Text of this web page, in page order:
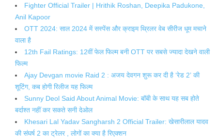
Fighter Official Trailer | Hrithik Roshan, Deepika Padukone,
Anil Kapoor
OTT 2024: साल 2024 में सस्पेंस और क्राइम थ्रिलर वेब सीरीज धूम मचाने
वाला है
12th Fail Ratings: 12वीं फेल फिल्म बनी OTT पर सबसे ज्यादा देखने वाली
फिल्म
Ajay Devgan movie Raid 2 : अजय देवगन शुरू कर दी है ‘रेड 2’ की
शूटिंग, कब होगी रिलीज यह फिल्म
Sunny Deol Said About Animal Movie: बॉबी के साथ यह सब होते
बर्दाश्त नहीं कर सकते सनी देओल
Khesari Lal Yadav Sangharsh 2 Official Trailer: खेसारीलाल यादव
की संघर्ष 2 का ट्रेलर , लोगों का क्या है रिएक्शन